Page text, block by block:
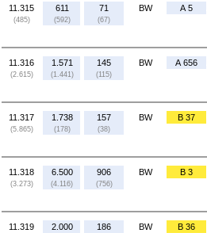
11.315
(485)
611
(592)
71
(67)
BW A 5
11.316
(2.615)
1.571
(1.441)
145
(115)
BW A 656
11.317
(5.865)
1.738
(178)
157
(38)
BW B 37
11.318
(3.273)
6.500
(4.116)
906
(756)
BW B 3
11.319 2.000 186 BW B 36